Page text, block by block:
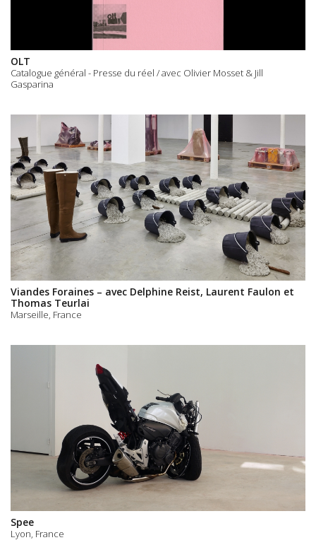
OLT
Catalogue général - Presse du réel / avec Olivier Mosset & Jill
Gasparina
Viandes Foraines – avec Delphine Reist, Laurent Faulon et
Thomas Teurlai
Marseille, France
Spee
Lyon, France